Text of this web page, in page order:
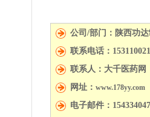
公司/部门：陕西功
联系电话：
联系人：大千医药网
网址： www.178yy.com
电子邮件：